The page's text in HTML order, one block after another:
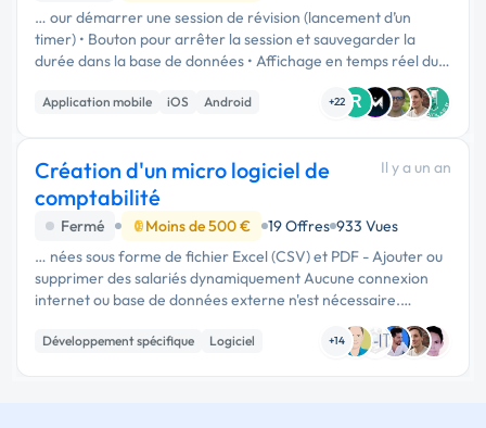
… our démarrer une session de révision (lancement d’un
timer) • Bouton pour arrêter la session et sauvegarder la
durée dans la base de données • Affichage en temps réel du
temps écoulé pendant la session 3. Suivi des statistiques •
Affichage du …
Application mobile iOS Android +22 R
Création d'un micro logiciel de
comptabilité
Il y a un an
Fermé Moins de 500 € 19 Offres 933 Vues
… nées sous forme de fichier Excel (CSV) et PDF - Ajouter ou
supprimer des salariés dynamiquement Aucune connexion
internet ou base de données externe n'est nécessaire.
L'application doit être autonome, simple d'utilisation, légère
et …
Développement spécifique Logiciel +14